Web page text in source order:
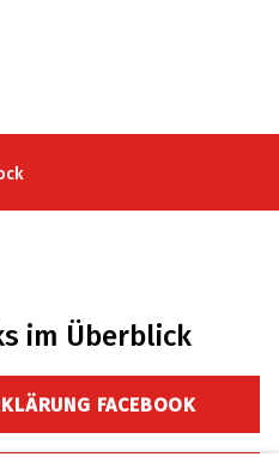
im Überblick
FACEBOOK